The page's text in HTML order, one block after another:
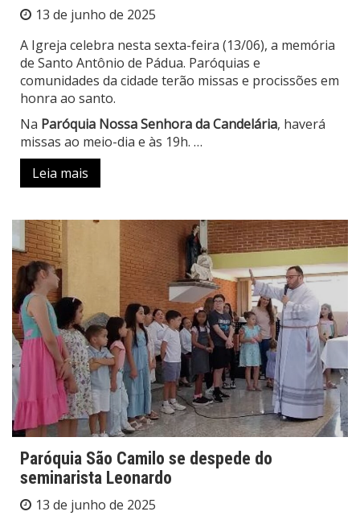
13 de junho de 2025
A Igreja celebra nesta sexta-feira (13/06), a memória
de Santo Antônio de Pádua. Paróquias e
comunidades da cidade terão missas e procissões em
honra ao santo.
Na Paróquia Nossa Senhora da Candelária, haverá
missas ao meio-dia e às 19h. …
Leia mais
Paróquia São Camilo se despede do
seminarista Leonardo
13 de junho de 2025